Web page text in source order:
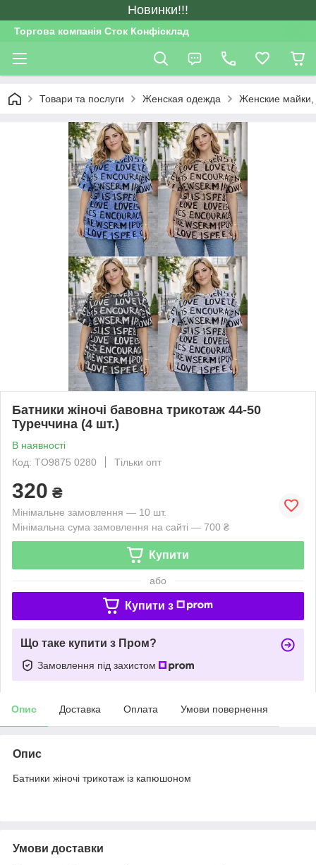
Новинки!!!
Торгова компанія Сток Конфісклад
Товари та послуги Женская одежда Женские майки,
Батники жіночі бавовна трикотаж 44-50
Туреччина (4 шт.)
В наявності
Код: TO9875 0280
Тільки опт
320 ₴
Мінімальне замовлення — 10 шт.
Мінімальна сума замовлення на сайті — 700 ₴
Купити
або
Купити з
Що таке купити з Пром?
Замовлення під захистом
Опис Доставка Оплата Умови повернення
Опис
Батники жіночі трикотаж із капюшоном
Умови доставки